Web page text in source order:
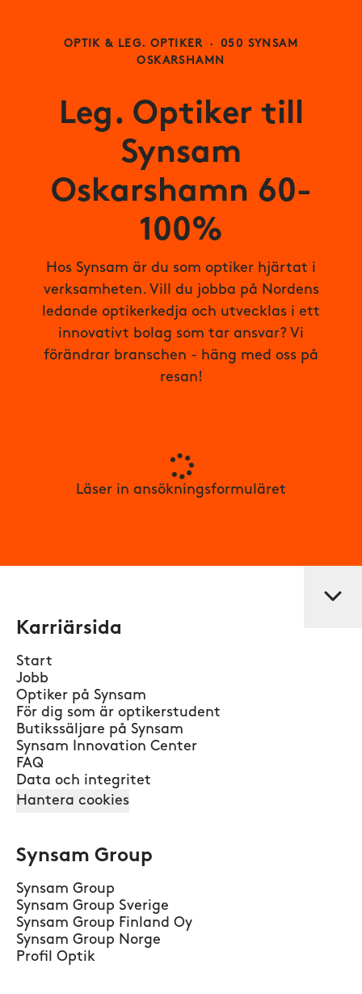
OPTIK & LEG. OPTIKER ·
050 SYNSAM
OSKARSHAMN
Leg. Optiker till
Synsam
Oskarshamn 60-
100%
Hos Synsam är du som optiker hjärtat i
verksamheten. Vill du jobba på Nordens
ledande optikerkedja och utvecklas i ett
innovativt bolag som tar ansvar? Vi
förändrar branschen - häng med oss på
resan!
Läser in ansökningsformuläret
Karriärsida
Start
Jobb
Optiker på Synsam
För dig som är optikerstudent
Butikssäljare på Synsam
Synsam Innovation Center
FAQ
Data och integritet
Hantera cookies
Synsam Group
Synsam Group
Synsam Group Sverige
Synsam Group Finland Oy
Synsam Group Norge
Profil Optik